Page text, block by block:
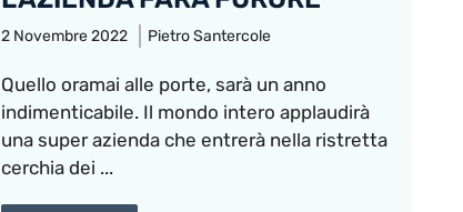
2 Novembre 2022 Pietro Santercole
Quello oramai alle porte, sarà un anno
indimenticabile. Il mondo intero applaudirà
una super azienda che entrerà nella ristretta
cerchia dei ...